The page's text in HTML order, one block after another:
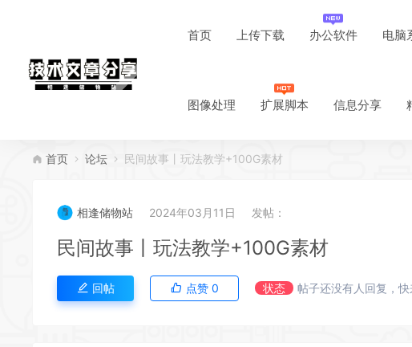
首页 上传下载 办公软件 电脑
图像处理 扩展脚本 信息分享
首页 论坛 民间故事丨玩法教学+100G素材
相逢储物站 2024年03月11日 发帖：
民间故事丨玩法教学+100G素材
回帖 点赞 0 状态 帖子还没有人回复，